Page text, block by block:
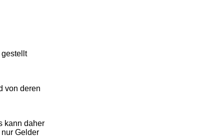
von deren
kann daher
Gelder